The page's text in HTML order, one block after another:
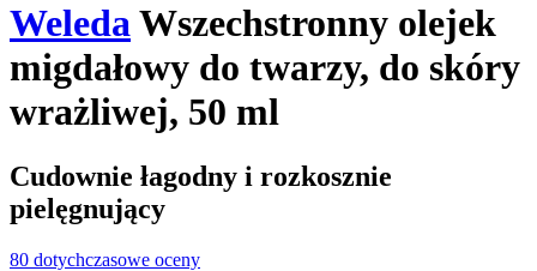
WeledaWszechstronny olejek
migdałowy do twarzy, do skóry
wrażliwej, 50 ml
Cudownie łagodny i rozkosznie
pielęgnujący
80 dotychczasowe oceny